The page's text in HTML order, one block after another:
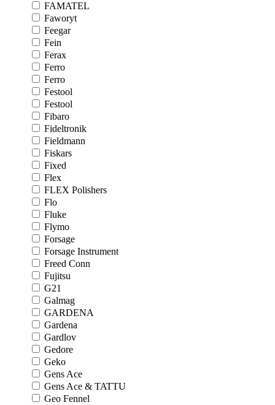
FAMATEL
Faworyt
Feegar
Fein
Ferax
Ferro
Ferro
Festool
Festool
Fibaro
Fideltronik
Fieldmann
Fiskars
Fixed
Flex
FLEX Polishers
Flo
Fluke
Flymo
Forsage
Forsage Instrument
Freed Conn
Fujitsu
G21
Galmag
GARDENA
Gardena
Gardlov
Gedore
Geko
Gens Ace
Gens Ace & TATTU
Geo Fennel